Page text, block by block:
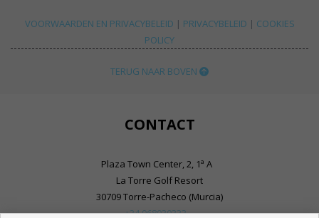
VOORWAARDEN EN PRIVACYBELEID | PRIVACYBELEID | COOKIES
POLICY
TERUG NAAR BOVEN
CONTACT
Plaza Town Center, 2, 1ª A
La Torre Golf Resort
30709 Torre-Pacheco (Murcia)
+34 968030333